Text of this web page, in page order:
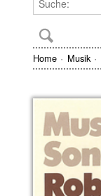
Home Musik